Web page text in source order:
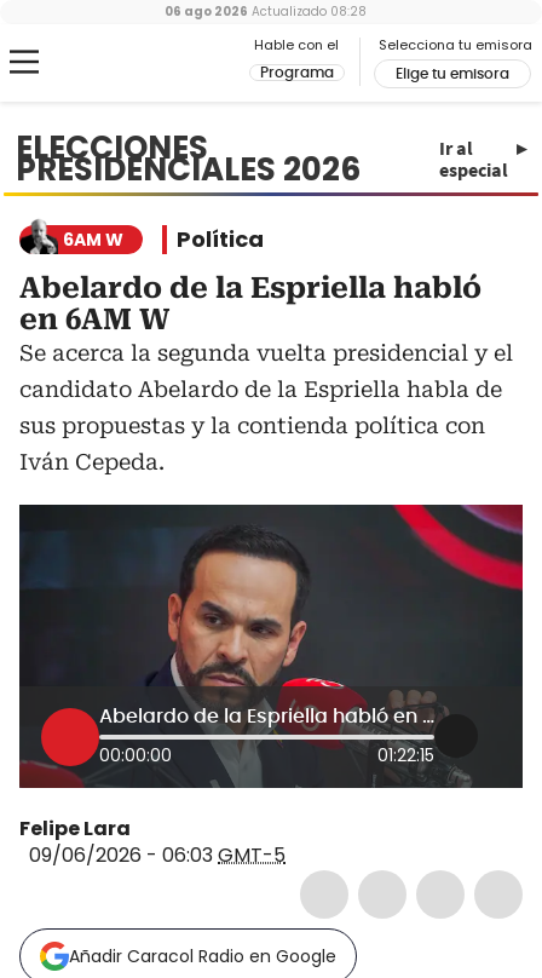
Hable con el
Programa
Selecciona tu emisora
Elige tu emisora
06 ago 2026 Actualizado 08:28
ELECCIONES
PRESIDENCIALES 2026
Ir al
especial
6AM W Política
Abelardo de la Espriella habló
en 6AM W
Se acerca la segunda vuelta presidencial y el
candidato Abelardo de la Espriella habla de
sus propuestas y la contienda política con
Iván Cepeda.
Abelardo de la Espriella habló en 6AM W
00:00:00 01:22:15
Felipe Lara
09/06/2026 - 06:03GMT-5
Añadir Caracol Radio en Google